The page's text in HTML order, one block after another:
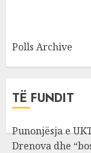
Polls Archive
TË FUNDIT
Punonjësja e
Drenova dhe